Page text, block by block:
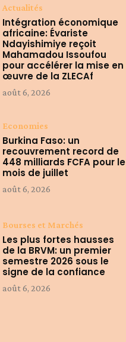
Actualités
Intégration économique
africaine: Évariste
Ndayishimiye reçoit
Mahamadou Issoufou
pour accélérer la mise en
œuvre de la ZLECAf
août 6, 2026
Economies
Burkina Faso: un
recouvrement record de
448 milliards FCFA pour le
mois de juillet
août 6, 2026
Bourses et Marchés
Les plus fortes hausses
de la BRVM: un premier
semestre 2026 sous le
signe de la confiance
août 6, 2026